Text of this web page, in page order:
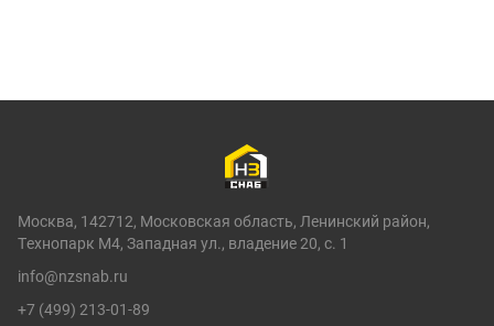
Москва, 142712, Московская область, Ленинский район,
Технопарк М4, Западная ул., владение 20, с. 1
info@nzsnab.ru
+7 (499) 213-01-89